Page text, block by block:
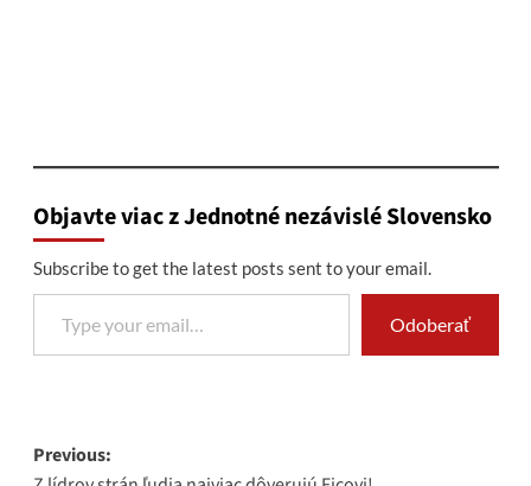
Objavte viac z Jednotné nezávislé Slovensko
Subscribe to get the latest posts sent to your email.
Type your email…
Odoberať
Post
Previous: